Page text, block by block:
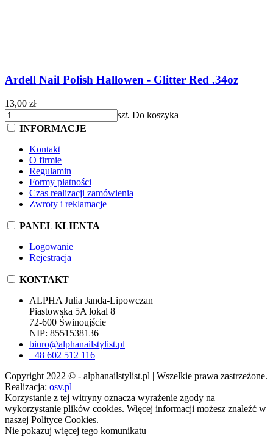
Ardell Nail Polish Hallowen - Glitter Red .34oz
13,00 zł
szt. Do koszyka
INFORMACJE
Kontakt
O firmie
Regulamin
Formy płatności
Czas realizacji zamówienia
Zwroty i reklamacje
PANEL KLIENTA
Logowanie
Rejestracja
KONTAKT
ALPHA Julia Janda-Lipowczan
Piastowska 5A lokal 8
72-600 Świnoujście
NIP: 8551538136
biuro@alphanailstylist.pl
+48 602 512 116
Copyright 2022 © - alphanailstylist.pl | Wszelkie prawa zastrzeżone.
Realizacja: osv.pl
Korzystanie z tej witryny oznacza wyrażenie zgody na
wykorzystanie plików cookies. Więcej informacji możesz znaleźć w
naszej Polityce Cookies.
Nie pokazuj więcej tego komunikatu